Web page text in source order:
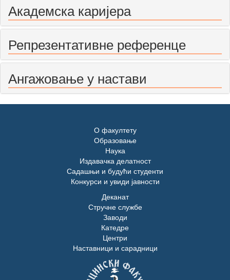
Академска каријера
Репрезентативне референце
Ангажовање у настави
О факултету
Образовање
Наука
Издавачка делатност
Садашњи и будући студенти
Конкурси и увиди јавности
Деканат
Стручне службе
Заводи
Катедре
Центри
Наставници и сарадници